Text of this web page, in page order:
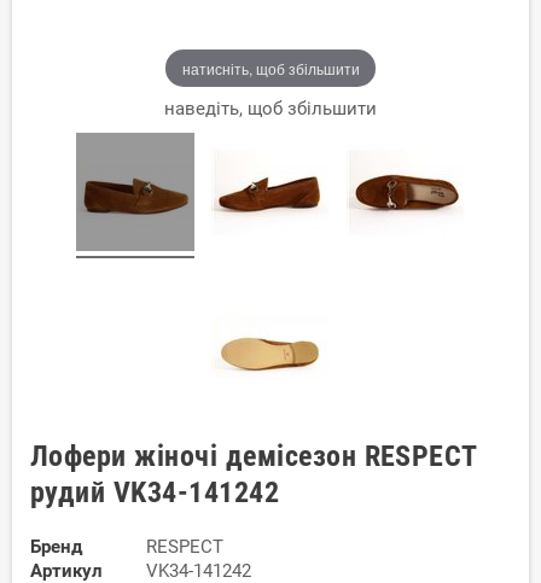
натисніть, щоб збільшити
наведіть, щоб збільшити
Лофери жіночі демісезон RESPECT
рудий VK34-141242
Бренд
RESPECT
Артикул
VK34-141242